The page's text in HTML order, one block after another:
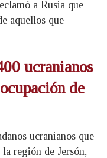
a Rusia que
aquellos que
ucranianos
de
ucranianos que
región de Jersón,